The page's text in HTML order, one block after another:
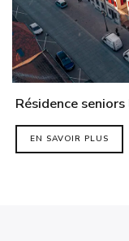
Résidence
EN SAVOIR PLUS